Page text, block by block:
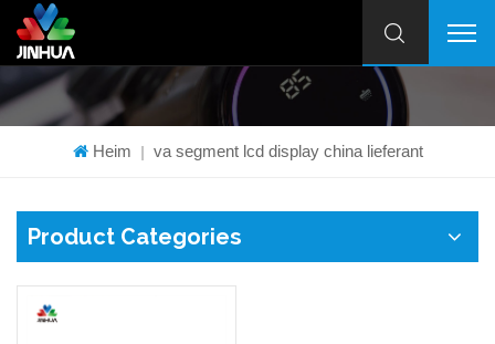
Heim | va segment lcd display china lieferant
Product Categories